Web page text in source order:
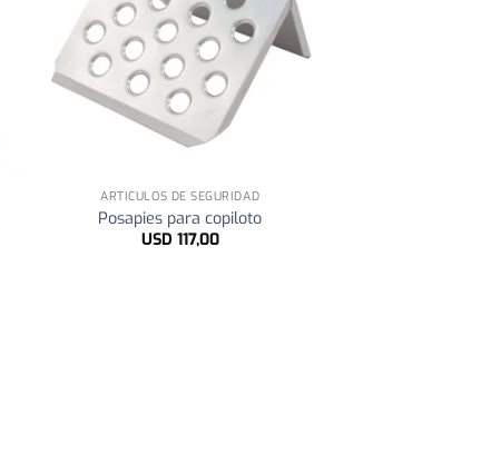
ARTICULOS DE SEGURIDAD
Posapies para copiloto
USD117,00